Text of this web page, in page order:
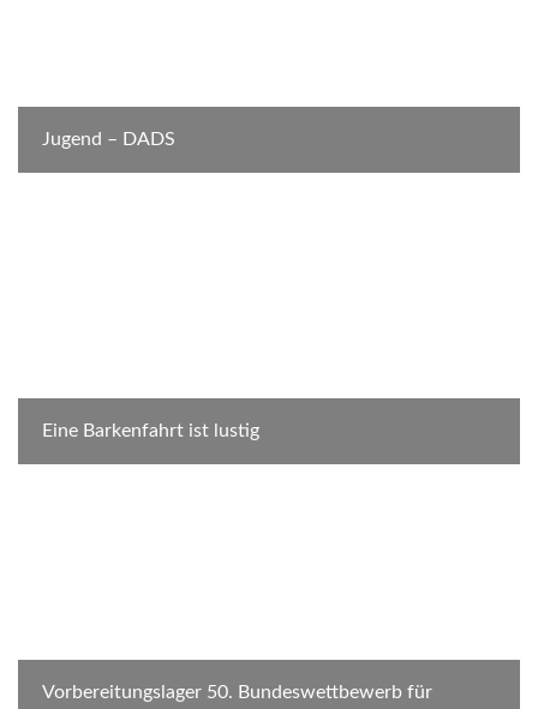
Jugend – DADS
Eine Barkenfahrt ist lustig
Vorbereitungslager 50. Bundeswettbewerb für